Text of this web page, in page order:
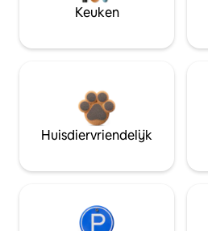
Keuken
Huisdiervriendelijk